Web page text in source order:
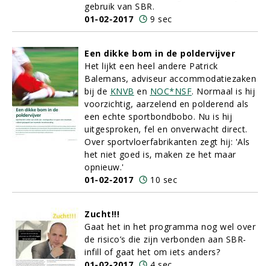
gebruik van SBR.
01-02-2017
9 sec
Een dikke bom in de poldervijver
Het lijkt een heel andere Patrick
Balemans, adviseur accommodatiezaken
bij de KNVB en NOC*NSF. Normaal is hij
voorzichtig, aarzelend en polderend als
een echte sportbondbobo. Nu is hij
uitgesproken, fel en onverwacht direct.
Over sportvloerfabrikanten zegt hij: 'Als
het niet goed is, maken ze het maar
opnieuw.'
01-02-2017
10 sec
Zucht!!!
Gaat het in het programma nog wel over
de risico’s die zijn verbonden aan SBR-
infill of gaat het om iets anders?